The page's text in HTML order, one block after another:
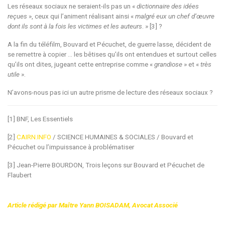
Les réseaux sociaux ne seraient-ils pas un «dictionnaire des idées
reçues », ceux qui l’animent réalisant ainsi «malgré eux un chef d’œuvre
dont ils sont à la fois les victimes et les auteurs . » [3] ?
A la fin du téléfilm, Bouvard et Pécuchet, de guerre lasse, décident de
se remettre à copier ... les bêtises qu’ils ont entendues et surtout celles
qu’ils ont dites, jugeant cette entreprise comme «grandiose » et «très
utile ».
N’avons-nous pas ici un autre prisme de lecture des réseaux sociaux ?
[1] BNF, Les Essentiels
[2] CAIRN.INFO / SCIENCE HUMAINES & SOCIALES / Bouvard et
Pécuchet ou l’impuissance à problématiser
[3] Jean-Pierre BOURDON, Trois leçons sur Bouvard et Pécuchet de
Flaubert
Article rédigé par Maître Yann BOISADAM, Avocat Associé